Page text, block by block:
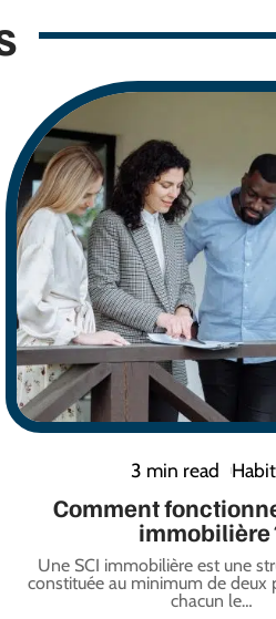
3 min read
Comment
immobilière
Une SCI immobilière est une
constituée au minimum de deux
chacun le…